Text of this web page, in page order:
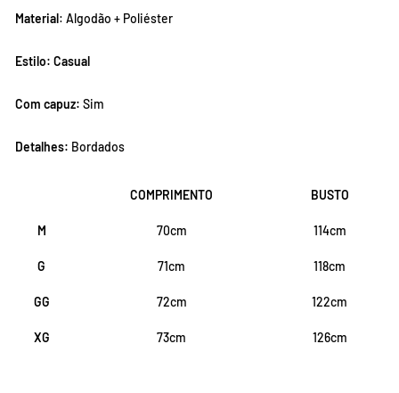
Material: Algodão + Poliéster
Estilo: Casual
Com capuz: Sim
Detalhes: Bordados
COMPRIMENTO BUSTO
M 70cm 114cm
G 71cm 118cm
GG 72cm 122cm
XG 73cm 126cm